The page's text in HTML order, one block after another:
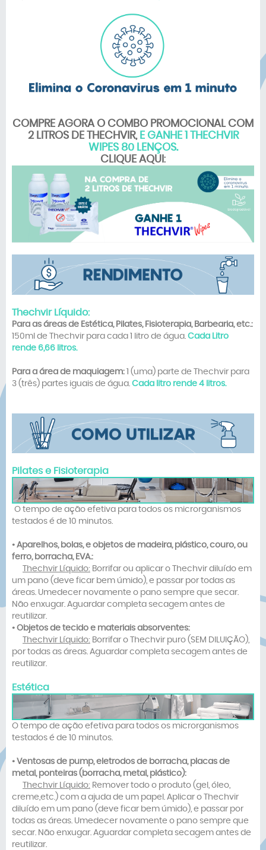
COMPRE AGORA O COMBO PROMOCIONAL COM
2 LITROS DE THECHVIR,E GANHE 1 THECHVIR
WIPES 80 LENÇOS.
CLIQUE AQUI :
Thechvir Líquido:
Para as áreas de Estética, Pilates, Fisioterapia, Barbearia, etc.:
150ml de Thechvir para cada 1 litro de água. Cada Litro
rende 6,66 litros.
Para a área de maquiagem: 1 (uma) parte de Thechvir para
3 (três) partes iguais de água. Cada litro rende 4 litros.
Pilates e Fisioterapia
O tempo de ação efetiva para todos os microrganismos
testados é de 10 minutos.
• Aparelhos, bolas, e objetos de madeira, plástico, couro, ou
ferro, borracha, EVA.:
Thechvir Líquido: Borrifar ou aplicar o Thechvir diluído em
um pano (deve ficar bem úmido), e passar por todas as
áreas. Umedecer novamente o pano sempre que secar.
Não enxugar. Aguardar completa secagem antes de
reutilizar.
• Objetos de tecido e materiais absorventes:
Thechvir Líquido: Borrifar o Thechvir puro (SEM DILUIÇÃO),
por todas as áreas. Aguardar completa secagem antes de
reutilizar.
Estética
O tempo de ação efetiva para todos os microrganismos
testados é de 10 minutos.
• Ventosas de pump, eletrodos de borracha, placas de
metal, ponteiras (borracha, metal, plástico):
Thechvir Líquido: Remover todo o produto (gel, óleo,
creme,etc.) com a ajuda de um papel. Aplicar o Thechvir
diluído em um pano (deve ficar bem úmido), e passar por
todas as áreas. Umedecer novamente o pano sempre que
secar. Não enxugar. Aguardar completa secagem antes de
reutilizar.